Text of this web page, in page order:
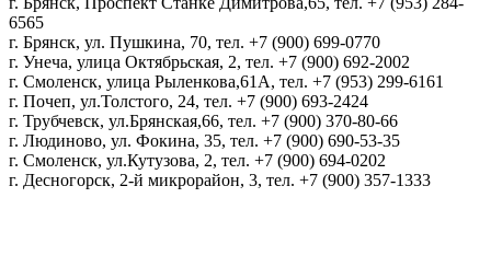
6565
г. Брянск, ул. Пушкина, 70, тел. +7 (900) 699-0770
г. Унеча, улица Октябрьская, 2, тел. +7 (900) 692-2002
г. Смоленск, улица Рыленкова,61А, тел. +7 (953) 299-6161
г. Почеп, ул.Толстого, 24, тел. +7 (900) 693-2424
г. Трубчевск, ул.Брянская,66, тел. +7 (900) 370-80-66
г. Людиново, ул. Фокина, 35, тел. +7 (900) 690-53-35
г. Смоленск, ул.Кутузова, 2, тел. +7 (900) 694-0202
г. Десногорск, 2-й микрорайон, 3, тел. +7 (900) 357-1333